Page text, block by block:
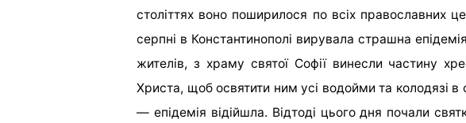
століттях воно поширилося по всіх православних
серпні в Константинополі вирувала страшна
жителів, з храму святої Софії винесли частину
Христа, щоб освятити ним усі водойми та колодязі в
— епідемія відійшла. Відтоді цього дня почали